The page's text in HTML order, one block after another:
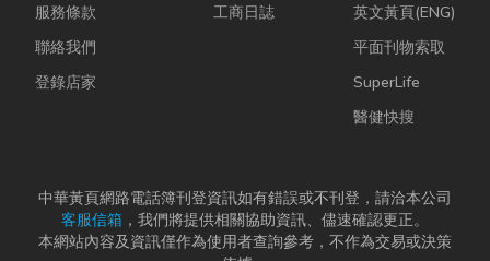
服務條款
聯絡我們
登錄店家
工商日誌
英文黃頁(ENG)
平面刊物索取
SuperLife
醫健快搜
中華黃頁網路電話簿刊登資訊如有錯誤或不刊登，請洽本公司
客服信箱 ，我們將提供相關協助資訊、儘速確認更正。
本網站內容及資訊僅作為使用者查詢參考，不作為交易或決策